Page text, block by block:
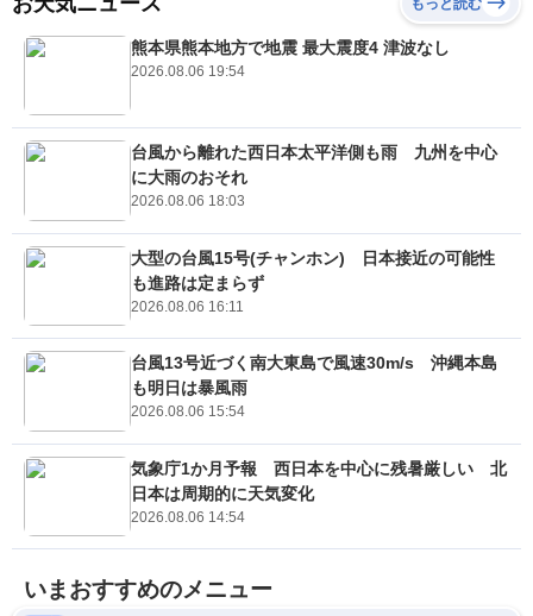
熊本県熊本地方で地震 最大震度4 津波なし
2026.08.06 19:54
台風から離れた西日本太平洋側も雨 九州を中心
に大雨のおそれ
2026.08.06 18:03
大型の台風15号(チャンホン) 日本接近の可能性
も進路は定まらず
2026.08.06 16:11
台風13号近づく南大東島で風速30m/s 沖縄本島
も明日は暴風雨
2026.08.06 15:54
気象庁1か月予報 西日本を中心に残暑厳しい 北
日本は周期的に天気変化
2026.08.06 14:54
いまおすすめのメニュー